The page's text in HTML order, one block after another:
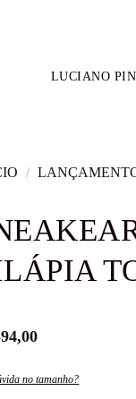
LUCIANO
/
no tamanho?